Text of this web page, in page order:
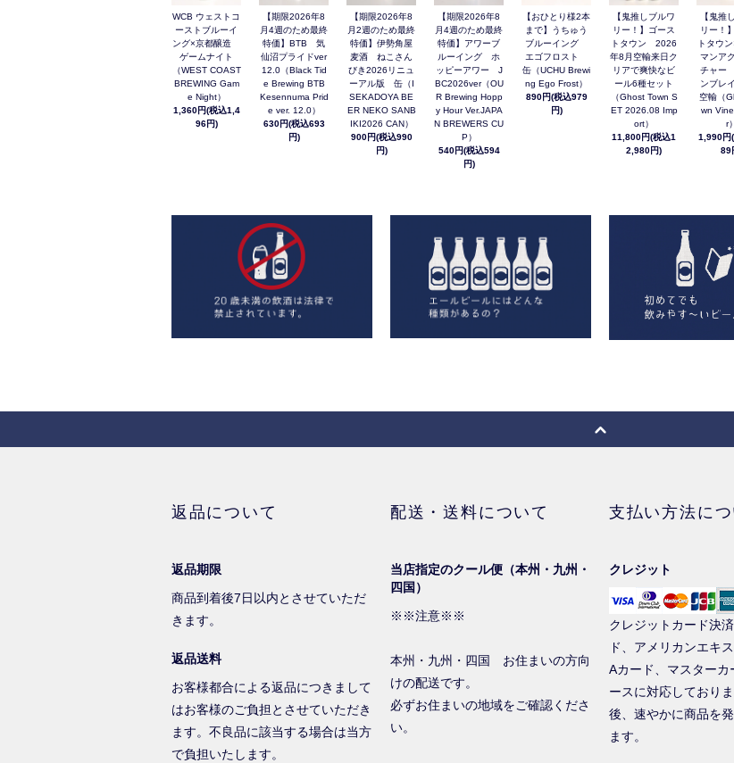
WCB ウェストコ
ーストブルーイ
ング×京都醸造
ゲームナイト
（WEST COAST
BREWING Gam
e Night）
1,360円(税込1,4
96円)
【期限2026年8
月4週のため最終
特価】BTB 気
仙沼プライドver
12.0（Black Tid
e Brewing BTB
Kesennuma Prid
e ver. 12.0）
630円(税込693
円)
【期限2026年8
月2週のため最終
特価】伊勢角屋
麦酒 ねこさん
びき2026リニュ
ーアル版 缶（I
SEKADOYA BE
ER NEKO SANB
IKI2026 CAN）
900円(税込990
円)
【期限2026年8
月4週のため最終
特価】アワーブ
ルーイング ホ
ッピーアワー J
BC2026ver（OU
R Brewing Hopp
y Hour Ver.JAPA
N BREWERS CU
P）
540円(税込594
円)
【おひとり様2本
まで】うちゅう
ブルーイング
エゴフロスト
缶（UCHU Brewi
ng Ego Frost）
890円(税込979
円)
【鬼推しブルワ
リー！】ゴース
トタウン 2026
年8月空輸来日ク
リアで爽快なビ
ール6種セット
（Ghost Town S
ET 2026.08 Imp
ort）
11,800円(税込1
2,980円)
【鬼推
リー！
トタウ
マンア
チャー
ンブレ
空輸（
wn
r）
1,990円
89
返品について
返品期限
商品到着後7日以内とさせていただ
きます。
返品送料
お客様都合による返品につきまして
はお客様のご負担とさせていただき
ます。不良品に該当する場合は当方
で負担いたします。
配送・送料について
当店指定のクール便（本州・九州・
四国）
※※注意※※
本州・九州・四国 お住まいの方向
けの配送です。
必ずお住まいの地域をご確認くださ
い。
支払い方法につ
クレジット
クレジットカード決
ド、アメリカンエキ
Aカード、マスターカ
ースに対応しており
後、速やかに商品を
ます。